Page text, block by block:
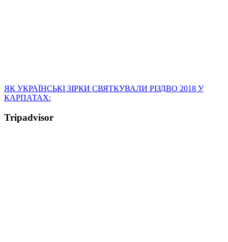
ЯК УКРАЇНСЬКІ ЗІРКИ СВЯТКУВАЛИ РІЗДВО 2018 У
КАРПАТАХ:
Tripadvisor